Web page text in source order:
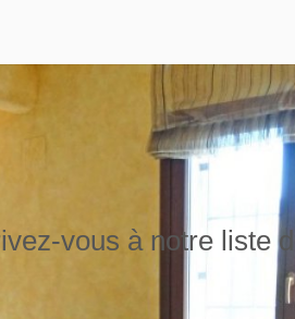
vous à notre liste